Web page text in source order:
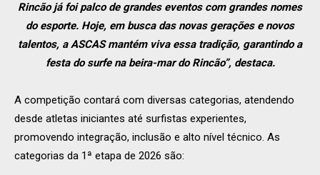
Rincão já foi palco de grandes eventos com grandes nomes
do esporte. Hoje, em busca das novas gerações e novos
talentos, a ASCAS mantém viva essa tradição, garantindo a
festa do surfe na beira-mar do Rincão”, destaca.
A competição contará com diversas categorias, atendendo
desde atletas iniciantes até surfistas experientes,
promovendo integração, inclusão e alto nível técnico. As
categorias da 1ª etapa de 2026 são: